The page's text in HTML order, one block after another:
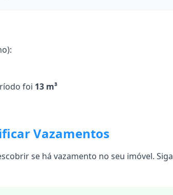
foi 13 m³
Vazamentos
se há vazamento no seu imóvel. Siga